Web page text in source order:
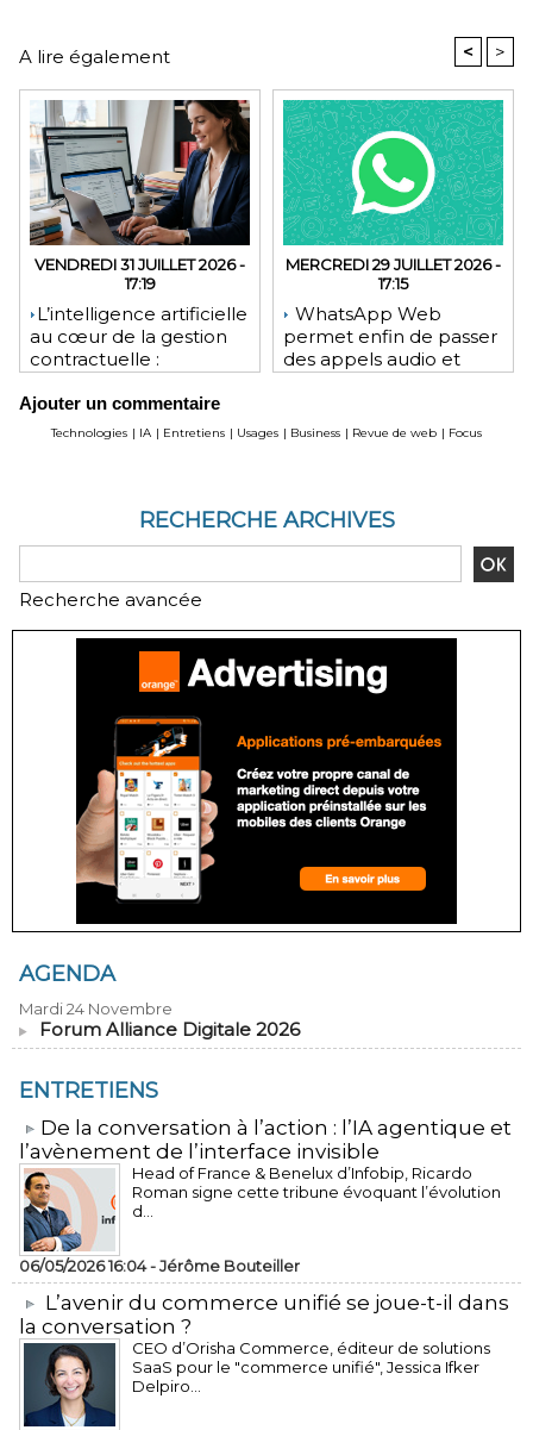
A lire également < >
VENDREDI 31 JUILLET 2026 -
17:19
​L’intelligence artificielle
au cœur de la gestion
contractuelle :
pour les juristes ?
MERCREDI 29 JUILLET 2026 -
17:15
WhatsApp Web
permet enfin de passer
des appels audio et
Ajouter un commentaire
Technologies | IA | Entretiens | Usages | Business | Revue de web | Focus
RECHERCHE ARCHIVES
Recherche avancée
AGENDA
Mardi 24 Novembre
Forum Alliance Digitale 2026
ENTRETIENS
​De la conversation à l’action : l’IA agentique et
l’avènement de l’interface invisible
Head of France & Benelux d’Infobip, Ricardo
Roman signe cette tribune évoquant l’évolution
d...
06/05/2026 16:04 -Jérôme Bouteiller
L’avenir du commerce unifié se joue-t-il dans
la conversation ?
CEO d’Orisha Commerce, éditeur de solutions
SaaS pour le "commerce unifié", Jessica Ifker
Delpiro...